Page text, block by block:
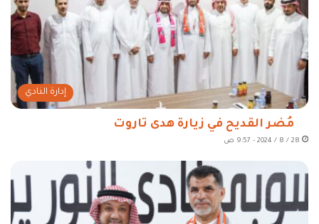
إدارة النادي
مُضر القديح في زيارة هدى تاروت
28 / 8 / 2024 - 9:57 ص